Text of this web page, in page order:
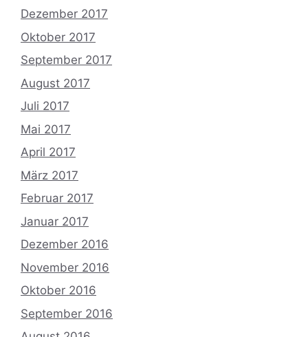
Dezember 2017
Oktober 2017
September 2017
August 2017
Juli 2017
Mai 2017
April 2017
März 2017
Februar 2017
Januar 2017
Dezember 2016
November 2016
Oktober 2016
September 2016